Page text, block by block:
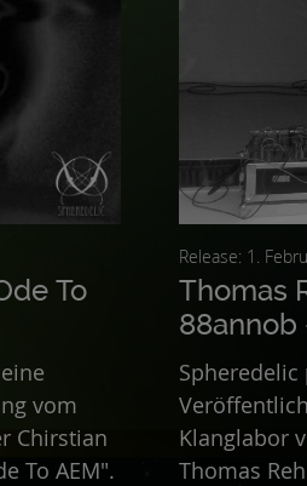
To
vom
Chirstian
To AEM".
Release: 1.
Thomas
88annob
Klanglabor
Thomas